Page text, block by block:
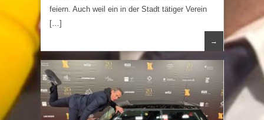
feiern. Auch weil ein in der Stadt tätiger Verein
[…]
→